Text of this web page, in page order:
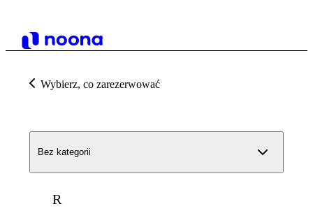
Wybierz, co zarezerwować
Bez kategorii
R